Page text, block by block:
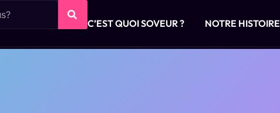
C’EST QUOI SOVEUR ? NOTRE HISTOIRE